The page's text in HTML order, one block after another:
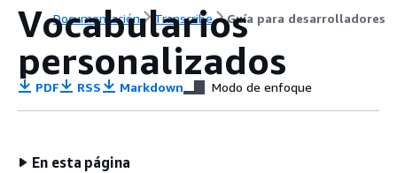
Documentación Transcribe Guía para desarrolladores
Vocabularios
personalizados
PDF RSS Markdown Modo de enfoque
En esta página